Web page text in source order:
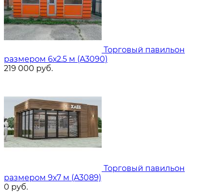
Торговый павильон
размером 6х2.5 м (A3090)
219 000 руб.
Торговый павильон
размером 9х7 м (A3089)
0 руб.